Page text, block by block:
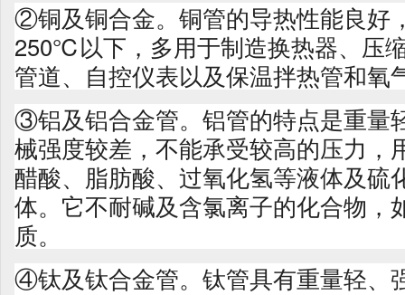
②铜及铜合金。铜管的导热性能良好
250℃以下，多用于制造换热器、压
管道、自控仪表以及保温拌热管和氧
③铝及铝合金管。铝管的特点是重量
械强度较差，不能承受较高的压力，
醋酸、脂肪酸、过氧化氢等液体及硫
体。它不耐碱及含氯离子的化合物，
质。
④钛及钛合金管。钛管具有重量轻、